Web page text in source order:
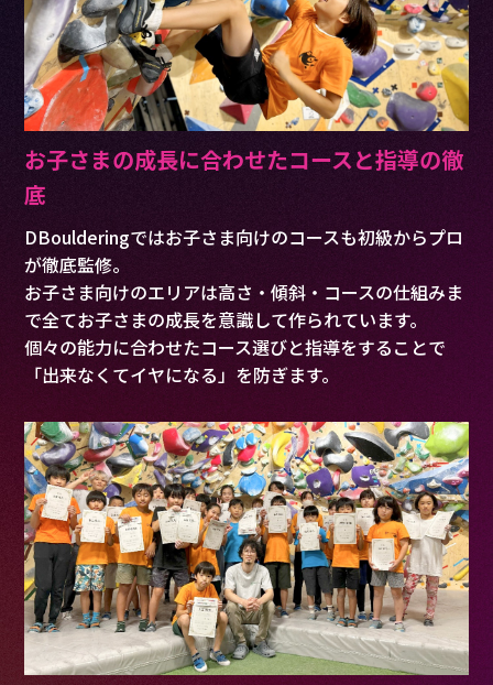
お子さまの成長に合わせたコースと指導の徹
底
DBoulderingではお子さま向けのコースも初級からプロ
が徹底監修。
お子さま向けのエリアは高さ・傾斜・コースの仕組みま
で全てお子さまの成長を意識して作られています。
個々の能力に合わせたコース選びと指導をすることで
「出来なくてイヤになる」を防ぎます。